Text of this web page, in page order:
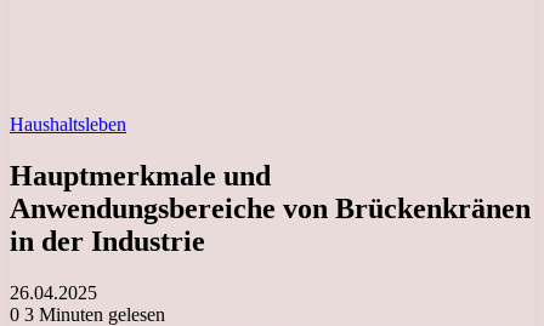
Haushaltsleben
Hauptmerkmale und
Anwendungsbereiche von Brückenkränen
in der Industrie
26.04.2025
0 3 Minuten gelesen